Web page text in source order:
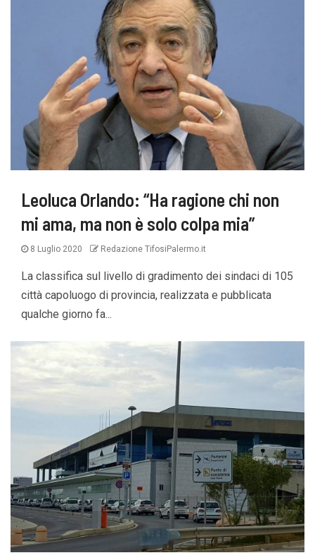
Leoluca Orlando: “Ha ragione chi non
mi ama, ma non è solo colpa mia”
8 Luglio 2020 Redazione TifosiPalermo.it
La classifica sul livello di gradimento dei sindaci di 105
città capoluogo di provincia, realizzata e pubblicata
qualche giorno fa...